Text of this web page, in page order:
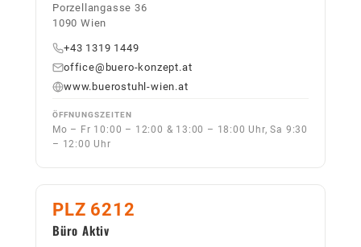
Porzellangasse 36
1090 Wien
+43 1319 1449
office@buero-konzept.at
www.buerostuhl-wien.at
ÖFFNUNGSZEITEN
Mo – Fr 10:00 – 12:00 & 13:00 – 18:00 Uhr, Sa 9:30
– 12:00 Uhr
PLZ 6212
Büro Aktiv